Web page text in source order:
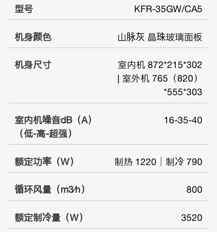
型号 KFR-35GW/CA5
机身颜色 山脉灰 晶珠玻璃面板
机身尺寸
室内机 872*215*302
| 室外机 765（820）
*555*303
室内机噪音dB（A）
（低-高-超强）
16-35-40
额定功率（W） 制热 1220｜制冷 790
循环风量（m3⁄h） 800
额定制冷量（W） 3520